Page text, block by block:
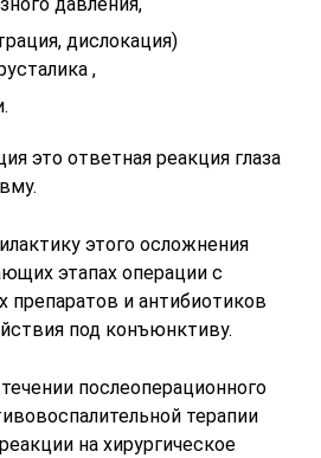
дислокация)
,
это ответная реакция глаза
этого осложнения
этапах операции с
препаратов и антибиотиков
под конъюнктиву.
послеоперационного
терапии
на хирургическое